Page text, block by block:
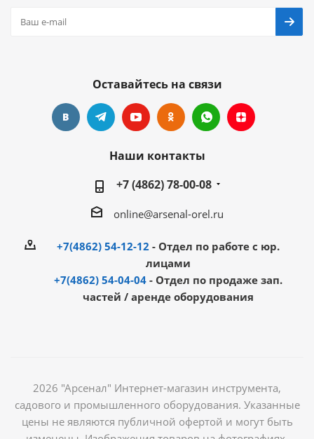
Оставайтесь на связи
Наши контакты
+7 (4862) 78-00-08
online@arsenal-orel.ru
+7(4862) 54-12-12 - Отдел по работе с юр.
лицами
+7(4862) 54-04-04 - Отдел по продаже зап.
частей / аренде оборудования
2026 "Арсенал" Интернет-магазин инструмента,
садового и промышленного оборудования. Указанные
цены не являются публичной офертой и могут быть